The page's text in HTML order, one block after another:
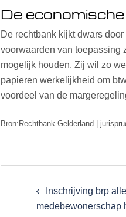
De
De rechtbank kijkt dwars
voorwaarden van toepassing
mogelijk houden. Zij wil zo
papieren werkelijkheid om
voordeel van de
Bron:Rechtbank Gelderland |
Inschrijving brp
medebewonerschap